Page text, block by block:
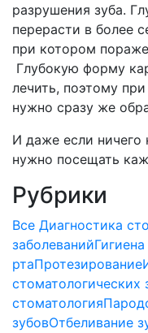
разрушения зуба.
перерасти в более
при котором
Глубокую форму
лечить, поэтому
нужно сразу же
И даже если ничего
нужно посещать
Рубрики
Все Диагностика
заболеваний
ртаПротезирование
стоматологических
стоматология
зубовОтбеливание